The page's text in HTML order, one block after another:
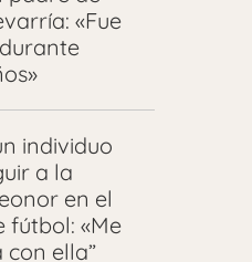
«Fue
individuo
a la
en el
fútbol: «Me
ella”